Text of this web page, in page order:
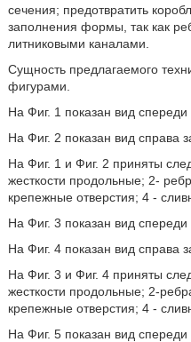
сечения; предотвратить
заполнения формы, так как
литниковыми каналами.
Сущность предлагаемого
фигурами.
На Фиг. 1 показан вид
На Фиг. 2 показан вид справа
На Фиг. 1 и Фиг. 2 приняты
жесткости продольные; 2-
крепежные отверстия; 4 -
На Фиг. 3 показан вид
На Фиг. 4 показан вид справа
На Фиг. 3 и Фиг. 4 приняты
жесткости продольные; 2-
крепежные отверстия; 4 -
На Фиг. 5 показан вид